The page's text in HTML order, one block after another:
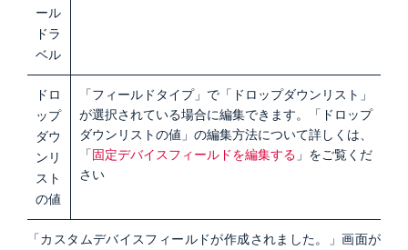
ール
ドラ
ベル
ドロ
ップ
ダウ
ンリ
スト
の値
「フィールドタイプ」で「ドロップダウンリスト」
が選択されている場合に編集できます。「ドロップ
ダウンリストの値」の編集方法について詳しくは、
「固定デバイスフィールドを編集する 」をご覧くだ
さい
「カスタムデバイスフィールドが作成されました。」画面が